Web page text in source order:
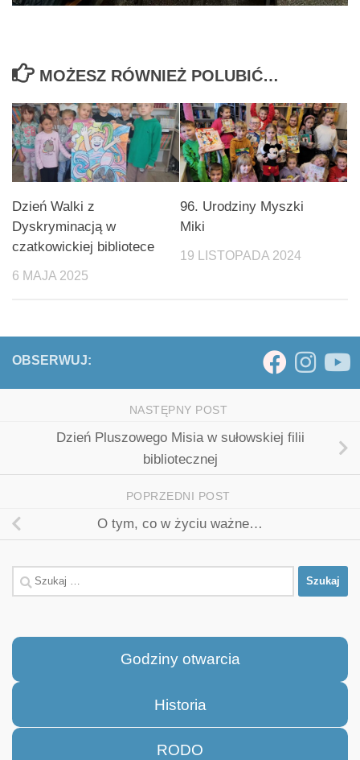
MOŻESZ RÓWNIEŻ POLUBIĆ…
Dzień Walki z
Dyskryminacją w
czatkowickiej bibliotece
6 MAJA 2025
96. Urodziny Myszki
Miki
19 LISTOPADA 2024
OBSERWUJ:
NASTĘPNY POST
Dzień Pluszowego Misia w sułowskiej filii
bibliotecznej
POPRZEDNI POST
O tym, co w życiu ważne…
Szukaj:
Godziny otwarcia
Historia
RODO